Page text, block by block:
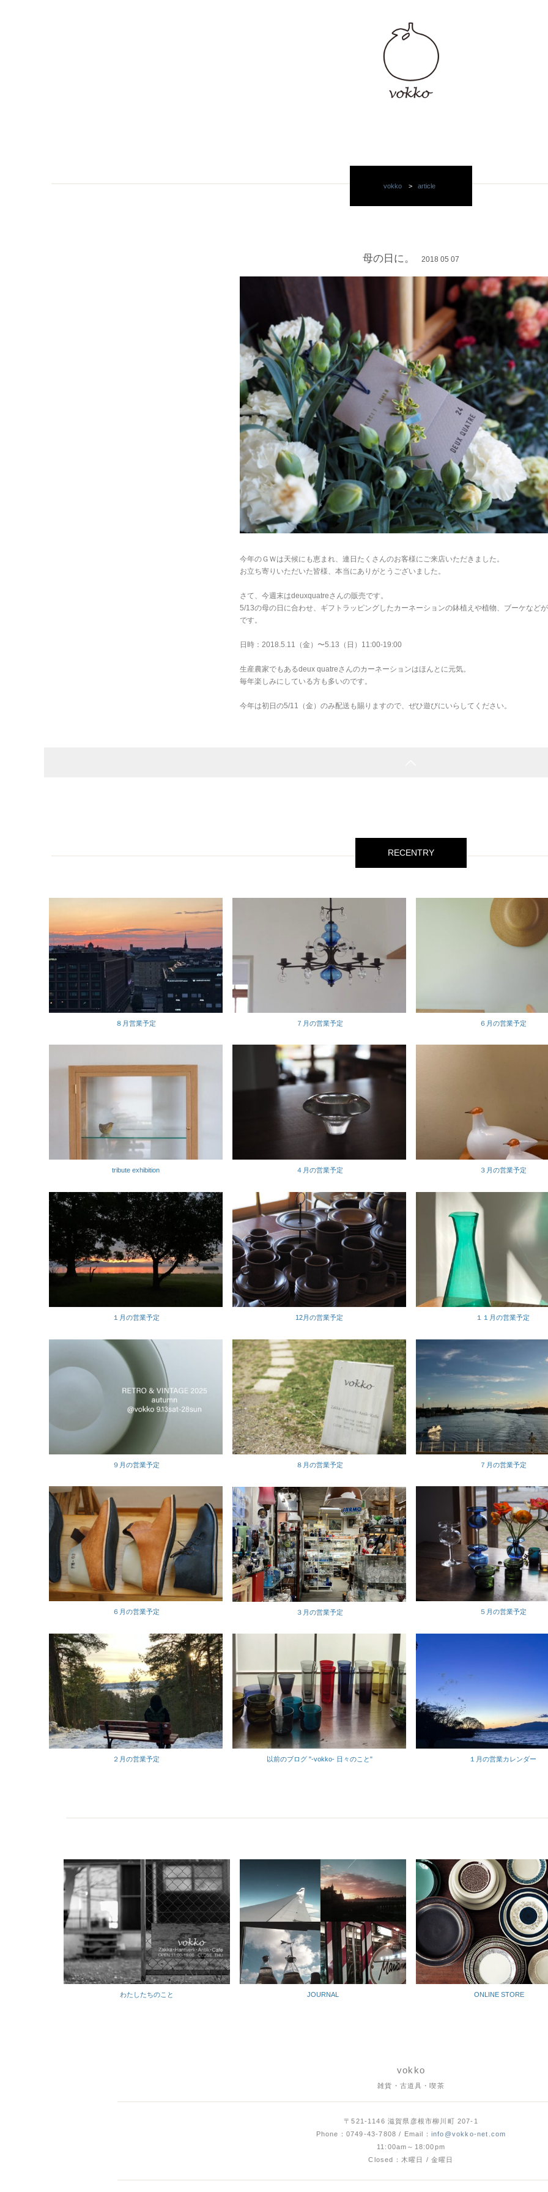
vokko > article
母の日に。 2018 05 07
今年のＧＷは天候にも恵まれ、連日たくさんのお客様にご来店いただきました。
お立ち寄りいただいた皆様、本当にありがとうございました。
さて、今週末はdeuxquatreさんの販売です。
5/13の母の日に合わせ、ギフトラッピングしたカーネーションの鉢植えや植物、ブーケなど
です。
日時：2018.5.11（金）〜5.13（日）11:00-19:00
生産農家でもあるdeux quatreさんのカーネーションはほんとに元気。
毎年楽しみにしている方も多いのです。
今年は初日の5/11（金）のみ配送も賜りますので、ぜひ遊びにいらしてください。
RECENTRY
８月営業予定 ７月の営業予定 ６月の営業予定
tribute exhibition ４月の営業予定 ３月の営業予定
１月の営業予定 12月の営業予定 １１月の営業予定
９月の営業予定 ８月の営業予定 ７月の営業予定
６月の営業予定 ５月の営業予定
３月の営業予定
２月の営業予定 １月の営業カレンダー
以前のブログ "-vokko- 日々のこと"
わたしたちのこと JOURNAL ONLINE STORE
vokko
雑貨・古道具・喫茶
〒521-1146 滋賀県彦根市柳川町 207-1
Phone：0749-43-7808 / Email： info@vokko-net.com
11:00am～18:00pm
Closed：木曜日 / 金曜日